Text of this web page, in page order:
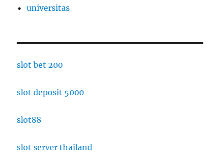
universitas
slot bet 200
slot deposit 5000
slot88
slot server thailand